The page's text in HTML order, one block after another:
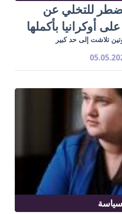
للتخلي عن
أوكرانيا بأكملها
تلاشت إلى حد كبير
سياسة